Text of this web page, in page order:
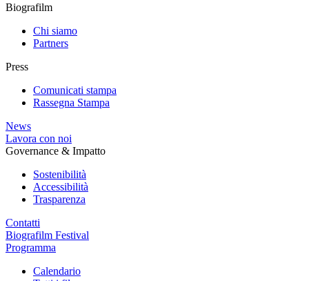
Biografilm
Chi siamo
Partners
Press
Comunicati stampa
Rassegna Stampa
News
Lavora con noi
Governance & Impatto
Sostenibilità
Accessibilità
Trasparenza
Contatti
Biografilm Festival
Programma
Calendario